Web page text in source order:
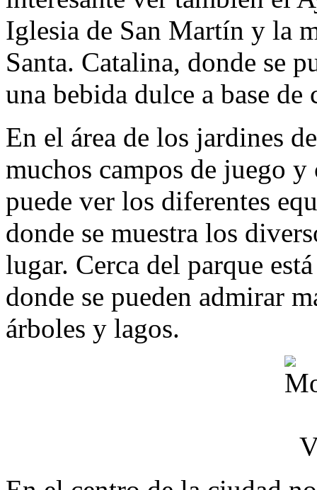
Iglesia de San Martín y la
Santa. Catalina, donde se
una bebida dulce a base de
En el área de los jardines
muchos campos de juego y
puede ver los diferentes
donde se muestra los
lugar. Cerca del parque
donde se pueden admirar
árboles y lagos.